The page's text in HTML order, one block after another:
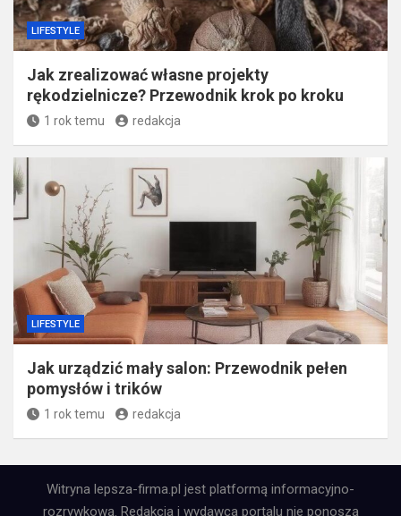
LIFESTYLE
Jak zrealizować własne projekty
rękodzielnicze? Przewodnik krok po kroku
1 rok temu redakcja
LIFESTYLE
Jak urządzić mały salon: Przewodnik pełen
pomysłów i trików
1 rok temu redakcja
Witryna lepsza-firma.pl jest platformą informacyjno-
rozrywkową. Redakcja i wydawca portalu nie ponoszą